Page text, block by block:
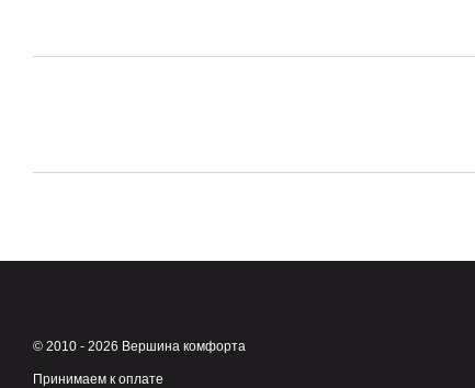
© 2010 - 2026 Вершина комфорта
Принимаем к оплате